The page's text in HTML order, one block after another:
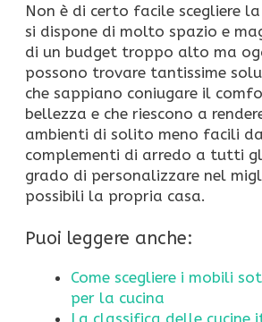
Non è di certo facile scegliere la
si dispone di molto spazio e
di un budget troppo alto ma
possono trovare tantissime
che sappiano coniugare il
bellezza e che riescono a
ambienti di solito meno facili
complementi di arredo a tutti
grado di personalizzare nel
possibili la propria casa.
Puoi leggere anche:
Come scegliere i mobili
per la cucina
La classifica delle cucine